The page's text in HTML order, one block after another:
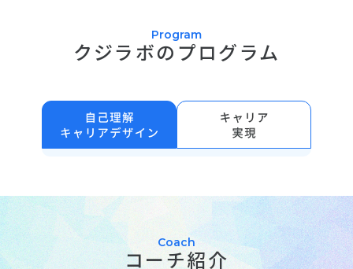
Program
クジラボのプログラム
Coach
コーチ紹介